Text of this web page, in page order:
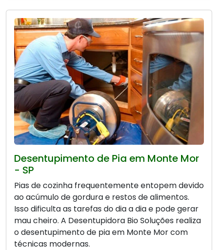
Desentupimento de Pia em Monte Mor
- SP
Pias de cozinha frequentemente entopem devido
ao acúmulo de gordura e restos de alimentos.
Isso dificulta as tarefas do dia a dia e pode gerar
mau cheiro. A Desentupidora Bio Soluções realiza
o desentupimento de pia em Monte Mor com
técnicas modernas.